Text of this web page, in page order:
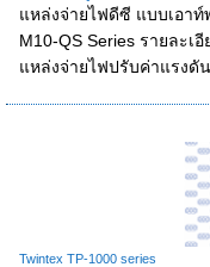
แหล่งจ่ายไฟดีซี แบบเอาท์
M10-QS Series รายละเ
แหล่งจ่ายไฟปรับค่าแรงดั
Twintex TP-1000 series